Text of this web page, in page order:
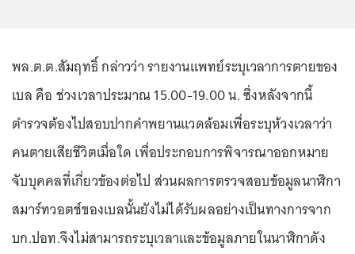
พล.ต.ต.สัมฤทธิ์ กล่าวว่า รายงานแพทย์ระบุเวลาการตายของ
เบล คือ ช่วงเวลาประมาณ 15.00-19.00 น. ซึ่งหลังจากนี้
ตำรวจต้องไปสอบปากคำพยานแวดล้อมเพื่อระบุห้วงเวลาว่า
คนตายเสียชีวิตเมื่อใด เพื่อประกอบการพิจารณาออกหมาย
จับบุคคลที่เกี่ยวข้องต่อไป ส่วนผลการตรวจสอบข้อมูลนาฬิกา
สมาร์ทวอตช์ของเบลนั้นยังไม่ได้รับผลอย่างเป็นทางการจาก
บก.ปอท.จึงไม่สามารถระบุเวลาและข้อมูลภายในนาฬิกาดัง